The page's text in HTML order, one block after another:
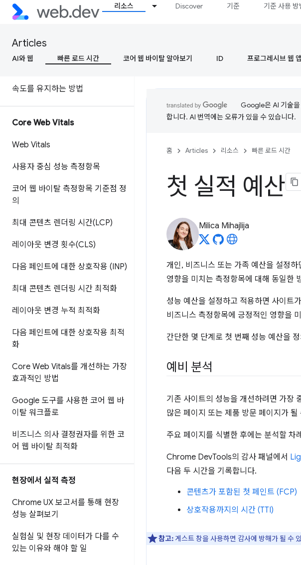
리소스 Discover 기준 기준 사용 방
Articles
AI와 웹 빠른 로드 시간 코어 웹 바이탈 알아보기 ID 프로그레시브 웹 앱
속도가 왜 중요할까요?
속도란 무엇인가요?
속도 측정 방법
속도를 유지하는 방법
Core Web Vitals
Web Vitals
사용자 중심 성능 측정항목
코어 웹 바이탈 측정항목 기준점 정
의
최대 콘텐츠 렌더링 시간(LCP)
레이아웃 변경 횟수(CLS)
다음 페인트에 대한 상호작용 (INP)
최대 콘텐츠 렌더링 시간 최적화
레이아웃 변경 누적 최적화
다음 페인트에 대한 상호작용 최적
화
Core Web Vitals를 개선하는 가장
효과적인 방법
Google 도구를 사용한 코어 웹 바
이탈 워크플로
비즈니스 의사 결정권자를 위한 코
어 웹 바이탈 최적화
현장에서 실적 측정
Chrome UX 보고서를 통해 현장
성능 살펴보기
실험실 및 현장 데이터가 다를 수
있는 이유와 해야 할 일
Google은 AI 기술을
합니다. AI 번역에는 오류가 있을 수 있습니다.
홈 Articles 리소스 빠른 로드 시간
첫 실적 예산
Milica Mihajlija
개인, 비즈니스 또는 가족 예산을 설정
영향을 미치는 측정항목에 대해 동일한
성능 예산을 설정하고 적용하면 사이트
비즈니스 측정항목에 긍정적인 영향을
간단한 몇 단계로 첫 번째 성능 예산을
예비 분석
기존 사이트의 성능을 개선하려면 가장
많은 페이지 또는 제품 방문 페이지가 될
주요 페이지를 식별한 후에는 분석할 차
Chrome DevTools의 감사 패널에서
다음 두 시간을 기록합니다.
콘텐츠가 포함된 첫 페인트 (FCP)
상호작용까지의 시간 (TTI)
참고: 게스트 창을 사용하면 감사에 방해가 될 수